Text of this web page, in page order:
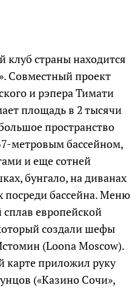
страны находится
Совместный проект
и рэпера Тимати
площадь в 2 тысячи
пространство
метровым бассейном,
и еще сотней
бунгало, на диванах
посреди бассейна. Меню
европейской
создали шефы
(Loona Moscow).
приложил руку
(«Казино Сочи»,